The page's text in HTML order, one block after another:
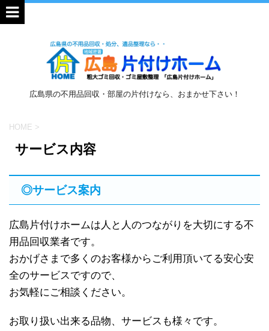
広島県の不用品回収・部屋の片付けなら、おまかせ下さい！
HOME >
サービス内容
◎サービス案内
広島片付けホームは人と人のつながりを大切にする不
用品回収業者です。
おかげさまで多くのお客様からご利用頂いてる安心安
全のサービスですので、
お気軽にご相談ください。
お取り扱い出来る品物、サービスも様々です。